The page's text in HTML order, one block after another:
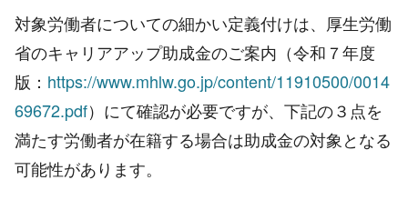
対象労働者についての細かい定義付けは、厚生労働
省のキャリアアップ助成金のご案内（令和７年度
版： https://www.mhlw.go.jp/content/11910500/0014
69672.pdf）にて確認が必要ですが、下記の３点を
満たす労働者が在籍する場合は助成金の対象となる
可能性があります。